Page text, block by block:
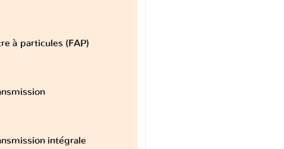
à particules (FAP)
intégrale